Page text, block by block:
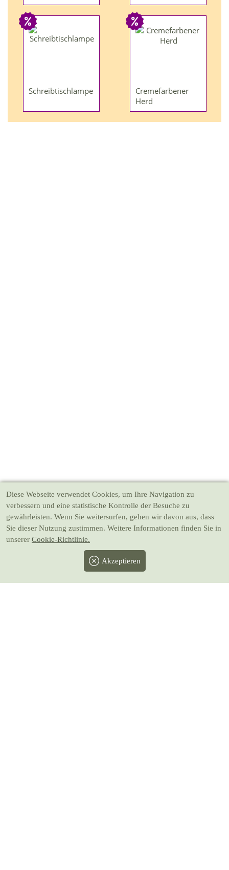
Schreibtischlampe
Cremefarbener
Herd
Diese Webseite verwendet Cookies, um Ihre Navigation zu
verbessern und eine statistische Kontrolle der Besuche zu
gewährleisten. Wenn Sie weitersurfen, gehen wir davon aus, dass
Sie dieser Nutzung zustimmen. Weitere Informationen finden Sie in
unserer Cookie-Richtlinie.
Akzeptieren